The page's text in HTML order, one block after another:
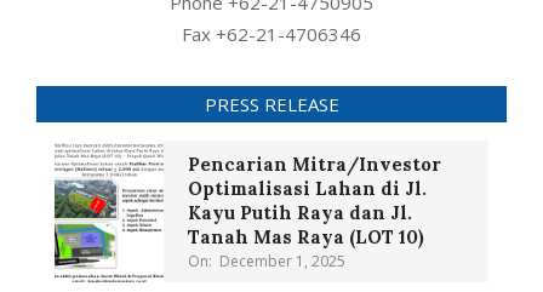
Fax +62-21-4706346
PRESS RELEASE
Pencarian Mitra/Investor
Optimalisasi Lahan di Jl.
Kayu Putih Raya dan Jl.
Tanah Mas Raya (LOT 10)
On: December 1, 2025